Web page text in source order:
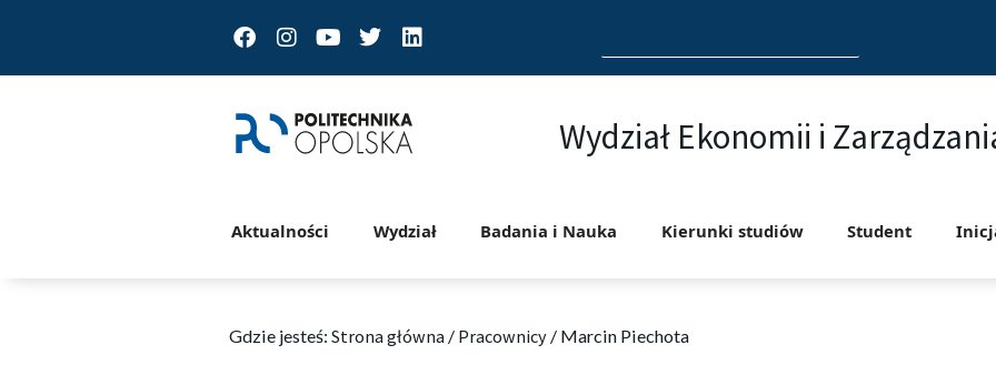
FacebookInstagram
Youtube
TwitterLinkedin
for:
Wydział Ekonomii i
Aktualności Wydział Badania i Nauka Kierunki studiów Student
Gdzie jesteś: Strona główna / Pracownicy/ Marcin Piechota